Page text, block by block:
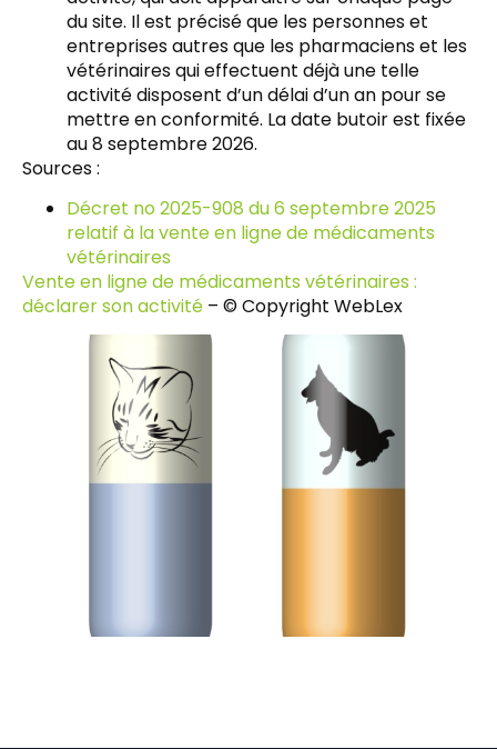
du site. Il est précisé que les personnes et
entreprises autres que les pharmaciens et les
vétérinaires qui effectuent déjà une telle
activité disposent d’un délai d’un an pour se
mettre en conformité. La date butoir est fixée
au 8 septembre 2026.
Sources :
Décret no 2025-908 du 6 septembre 2025
relatif à la vente en ligne de médicaments
vétérinaires
Vente en ligne de médicaments vétérinaires :
déclarer son activité – © Copyright WebLex